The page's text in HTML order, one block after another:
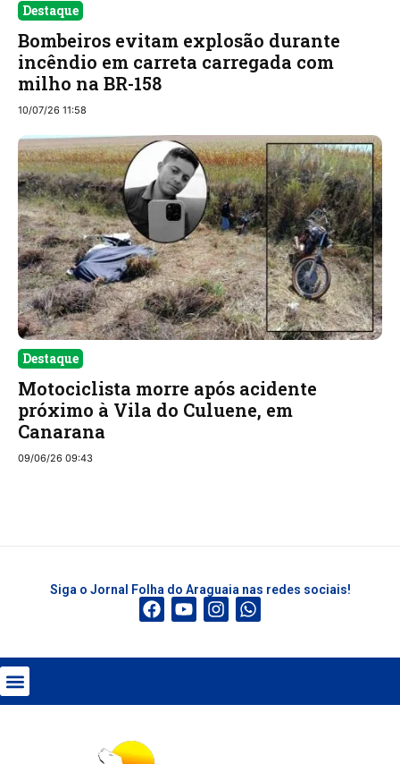
Destaque
Bombeiros evitam explosão durante
incêndio em carreta carregada com
milho na BR-158
10/07/26 11:58
Destaque
Motociclista morre após acidente
próximo à Vila do Culuene, em
Canarana
09/06/26 09:43
Siga o Jornal Folha do Araguaia nas redes sociais!